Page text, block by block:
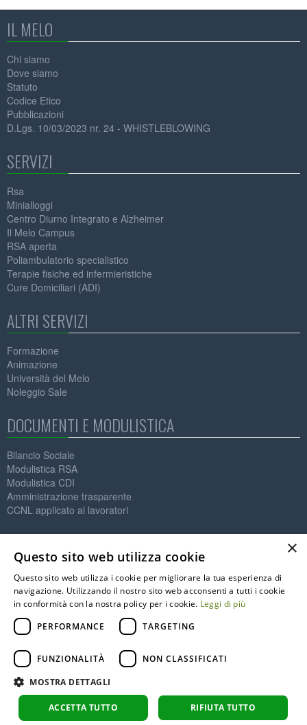
IL MELO
Chi siamo
Dove siamo
Statuto
Codice Etico
Pubblicazioni
D.Lgs. 10/03/2023 nr. 24 - WHISTLEBLOWING
SERVIZI
Rsa
Minialloggi
Centro Diurno Integrato e Alzheimer
Il Melo Campus
RSA aperta
Poliambulatorio specialistico
Terapie fisiche ed infermieristiche
Cure Domiciliari (ADI)
ALTRI SERVIZI
Formazione
Animazione
Università del Melo
Noleggio Sale
DOCUMENTI E MODULISTICA
Bilancio Sociale
Modulistica RSA
Modulistica CDI
Amministrazione trasparente
CCNL applicato ai lavoratori
Società Cooperativa Sociale
P.IVA: 01564890125
C.F. 91002590122
info@melo.it
0331.776373
0331.775112
Via Magenta, 3 - 21013 Gallarate (VA)
Copyright © 2026 Firewall Srl
Privacy Policy Cookie Policy
×
Questo sito web utilizza cookie
Questo sito web utilizza i cookie per migliorare la tua esperienza di
navigazione. Utilizzando il nostro sito web acconsenti a tutti i cookie
in conformità con la nostra policy per i cookie. Leggi di più
PERFORMANCE
TARGETING
FUNZIONALITÀ NON CLASSIFICATI
MOSTRA DETTAGLI
ACCETTA TUTTO RIFIUTA TUTTO